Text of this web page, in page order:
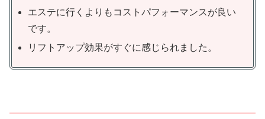
エステに行くよりもコストパフォーマンスが良い
です。
リフトアップ効果がすぐに感じられました。